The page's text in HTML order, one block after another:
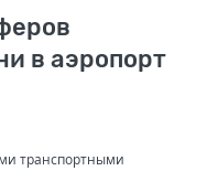
в аэропорт
транспортными